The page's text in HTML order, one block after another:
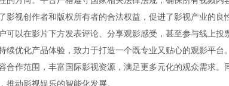
视创作者和版权所有者的合法权益，促进了影视产业的良
可以在影片下方发表评论、分享观影感受，甚至参与线上投
优化产品体验，致力于打造一个既专业又贴心的观影平台。
合作范围，丰富国际影视资源，满足更多元化的观众需求。
推动影视娱乐的智能化发展。